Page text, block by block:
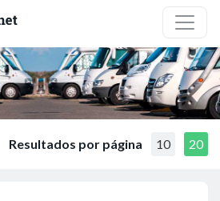
Resultados por página 10 20